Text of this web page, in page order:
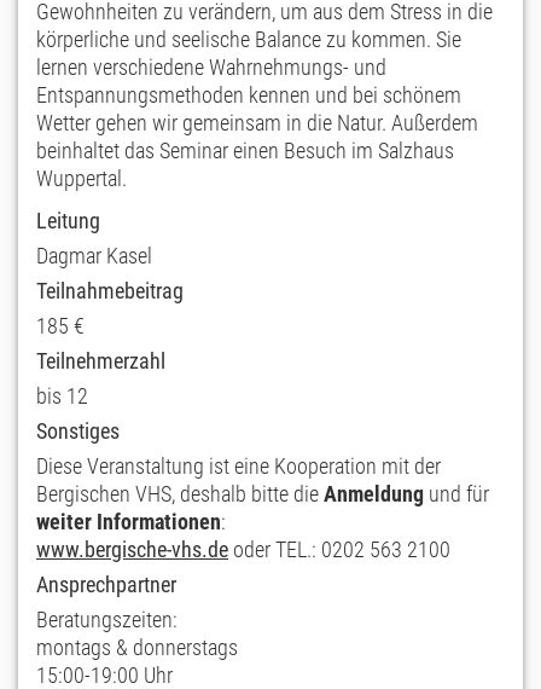
Gewohnheiten zu verändern, um aus dem Stress in die
körperliche und seelische Balance zu kommen. Sie
lernen verschiedene Wahrnehmungs- und
Entspannungsmethoden kennen und bei schönem
Wetter gehen wir gemeinsam in die Natur. Außerdem
beinhaltet das Seminar einen Besuch im Salzhaus
Wuppertal.
Leitung
Dagmar Kasel
Teilnahmebeitrag
185 €
Teilnehmerzahl
bis 12
Sonstiges
Diese Veranstaltung ist eine Kooperation mit der
Bergischen VHS, deshalb bitte dieAnmeldung und für
weiter Informationen:
www.bergische-vhs.de oder TEL.: 0202 563 2100
Ansprechpartner
Beratungszeiten:
montags & donnerstags
15:00-19:00 Uhr